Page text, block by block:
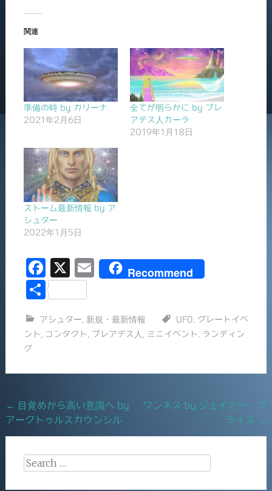
関連
準備の時 by カリーナ
2021年2月6日
全てが明らかに by プレ
アデス人カーラ
2019年1月18日
ストーム最新情報 by ア
シュター
2022年1月5日
F
a
e
k
X
E
l
Recommend
共
アシュター 新規・最新情報 UFO
グレートイベ
ント
コンタクト プレアデス人 ミニイベント
ランディン
グ
Post
navigation
←
目覚めから高い意識へ by
アークトゥルスカウンシル
ワンネス by ジェイミー・プ
ライス
→
Search